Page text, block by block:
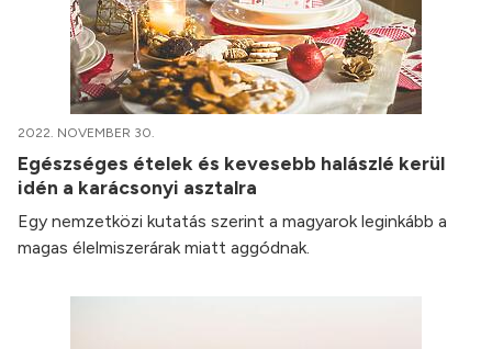
2022. NOVEMBER 30.
Egészséges ételek és kevesebb halászlé kerül
idén a karácsonyi asztalra
Egy nemzetközi kutatás szerint a magyarok leginkább a
magas élelmiszerárak miatt aggódnak.